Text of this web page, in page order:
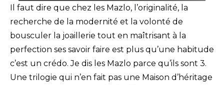
Il faut dire que chez les Mazlo, l’originalité, la
recherche de la modernité et la volonté de
bousculer la joaillerie tout en maîtrisant à la
perfection ses savoir faire est plus qu’une habitude
c’est un crédo. Je dis les Mazlo parce qu’ils sont 3.
Une trilogie qui n’en fait pas une Maison d’héritage